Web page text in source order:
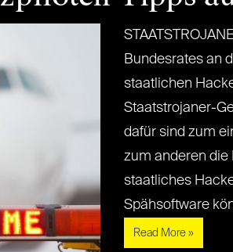
Bundesrates an
staatlichen
Staatstrojaner-
dafür sind zum
zum anderen die
staatliches
Spähsoftware
Read More »